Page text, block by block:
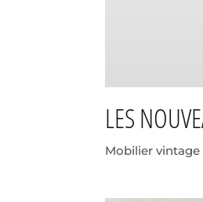
LES
Mobilier vintage